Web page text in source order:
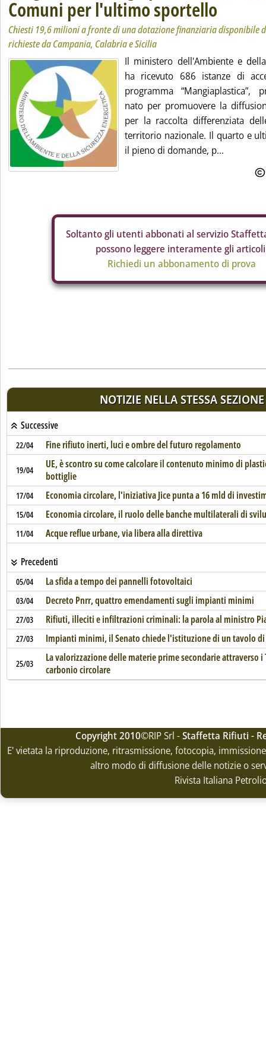
Comuni per l'ultimo sportello
Chiesti 19,6 milioni a fronte di una dotazione finanziaria disponibile
richieste da Campania, Calabria e Sicilia
Il ministero dell'Ambiente e
ha ricevuto 686 istanze di
programma “Mangiaplastica”,
nato per promuovere la
per la raccolta differenziata
territorio nazionale. Il quarto e
il pieno di domande, p...
Soltanto gli utenti abbonati al servizio
possono leggere interamente gli
Richiedi un abbonamento di prova
NOTIZIE NELLA STESSA SEZIONE
Successive
22/04 Fine rifiuto inerti, luci e ombre del futuro regolamento
19/04
UE, è scontro su come calcolare il contenuto minimo di
bottiglie
17/04 Economia circolare, l'iniziativa Jice punta a 16 mld di
15/04 Economia circolare, il ruolo delle banche multilaterali di
11/04 Acque reflue urbane, via libera alla direttiva
Precedenti
05/04 La sfida a tempo dei pannelli fotovoltaici
03/04 Decreto Pnrr, quattro emendamenti sugli impianti minimi
27/03 Rifiuti, illeciti e infiltrazioni criminali: la parola al ministro
27/03 Impianti minimi, il Senato chiede l'istituzione di un tavolo
25/03
La valorizzazione delle materie prime secondarie attraverso i
carbonio circolare
Copyright 2010©RIP Srl -Staffetta Rifiuti -
E' vietata la riproduzione, ritrasmissione, fotocopia,
altro modo di diffusione delle notizie o
Rivista Italiana